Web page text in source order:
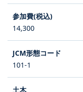
14,300
101-1